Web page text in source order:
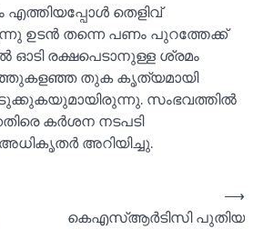
തെളിവ്
ഉടൻ തന്നെ പണം പുറത്തേക്ക്
ഓടി രക്ഷപെടാനുള്ള ശ്രമം
തുക കൃത്യമായി
സംഭവത്തില്‍
കർശന നടപടി
അറിയിച്ചു.
കെഎസ്‌ആര്‍ടിസി പുതിയ
⟶